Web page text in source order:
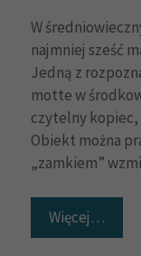
W
najmniej sześć
Jedną z
motte w
czytelny kopiec,
Obiekt można
„zamkiem”
Więcej…